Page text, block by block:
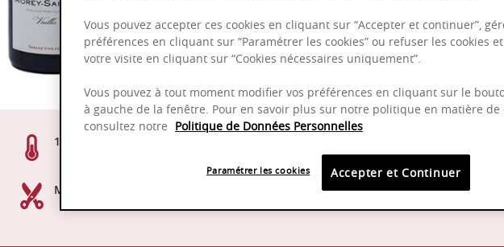
Epicé
Fruité
13,50%
Manuelle
Vous pouvez accepter ces cookies en cliquant sur “Accepter et continuer”,
préférences en cliquant sur “Paramétrer les cookies” ou refuser les cookies
votre visite en cliquant sur “Cookies nécessaires uniquement”.
Vous pouvez à tout moment modifier vos préférences en cliquant sur le
à gauche de la fenêtre. Pour en savoir plus sur notre politique en matière de
consultez notre Politique de Données Personnelles
Accepter et Continuer
Paramétrer les cookies